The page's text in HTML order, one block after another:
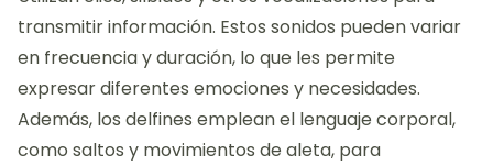
transmitir información. Estos sonidos pueden variar
en frecuencia y duración, lo que les permite
expresar diferentes emociones y necesidades.
Además, los delfines emplean el lenguaje corporal,
como saltos y movimientos de aleta, para